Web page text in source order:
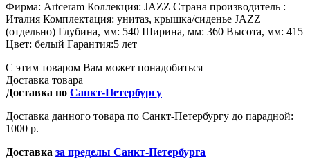
Фирма: Artceram Коллекция: JAZZ Страна производитель :
Италия Комплектация: унитаз, крышка/сиденье JAZZ
(отдельно) Глубина, мм: 540 Ширина, мм: 360 Высота, мм: 415
Цвет: белый Гарантия:5 лет
С этим товаром Вам может понадобиться
Доставка товара
Доставка по Санкт-Петербургу
Доставка данного товара по Санкт-Петербургу до парадной:
1000 р.
Доставка за пределы Санкт-Петербурга